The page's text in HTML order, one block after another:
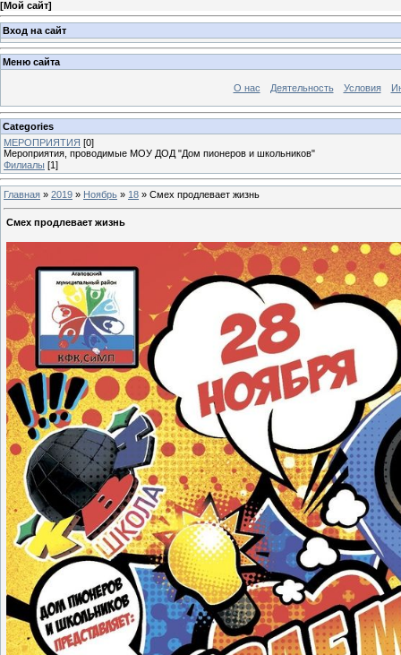
[Мой сайт]
Вход на сайт
Меню сайта
О нас Деятельность Условия
Categories
МЕРОПРИЯТИЯ [0]
Мероприятия, проводимые МОУ ДОД "Дом пионеров и школьников"
Филиалы [1]
Главная » 2019 » Ноябрь » 18 » Смех продлевает жизнь
Смех продлевает жизнь